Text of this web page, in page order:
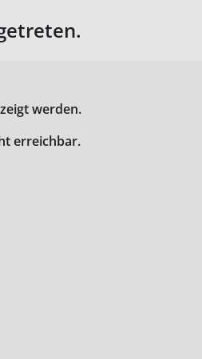
werden.
erreichbar.